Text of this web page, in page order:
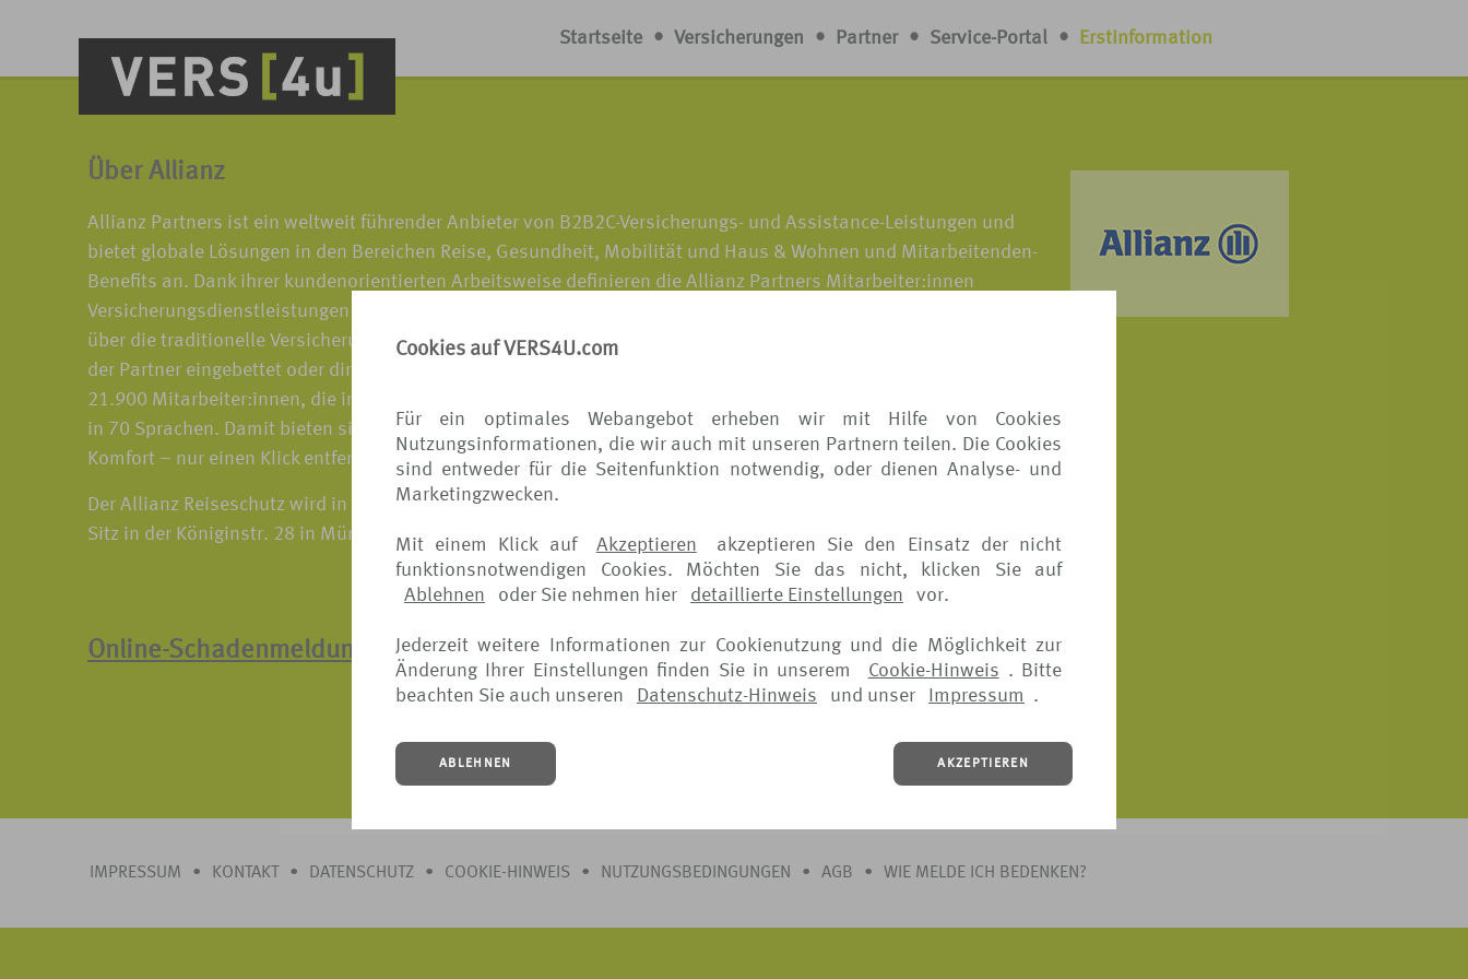
Cookies auf VERS4U.com
Für ein optimales Webangebot erheben wir mit Hilfe von Cookies
Nutzungsinformationen, die wir auch mit unseren Partnern teilen. Die Cookies
sind entweder für die Seitenfunktion notwendig, oder dienen Analyse- und
Marketingzwecken.
Mit einem Klick auf Akzeptieren
akzeptieren Sie den Einsatz der nicht
funktionsnotwendigen Cookies. Möchten Sie das nicht, klicken Sie auf
Ablehnen
oder Sie nehmen hier detaillierte Einstellungen vor.
Jederzeit weitere Informationen zur Cookienutzung und die Möglichkeit zur
Änderung Ihrer Einstellungen finden Sie in unserem
Cookie-Hinweis . Bitte
beachten Sie auch unseren
Datenschutz-Hinweis und unser Impressum .
ABLEHNEN AKZEPTIEREN
Startseite • Versicherungen • Partner • Service-Portal • Erstinformation
Über Allianz
Allianz Partners ist ein weltweit führender Anbieter von B2B2C-Versicherungs- und Assistance-Leistungen und
bietet globale Lösungen in den Bereichen Reise, Gesundheit, Mobilität und Haus & Wohnen und Mitarbeitenden-
Benefits an. Dank ihrer kundenorientierten Arbeitsweise definieren die Allianz Partners Mitarbeiter:innen
Versicherungsdienstleistungen neu, indem sie zukunftsweisende Hightech-Produkte und -Lösungen anbieten, die
über die traditionelle Versicherung hinausgehen. Die Produkte und Services werden dabei nahtlos in das Geschäft
der Partner eingebettet oder direkt an die Kund:innen verkauft und sind unter der Marke Allianz erhältlich. Rund
21.900 Mitarbeiter:innen, die in mehr als 75 Ländern vertreten sind, bearbeiten jährlich etwa 72,5 Millionen Fälle
in 70 Sprachen. Damit bieten sie Geschäftspartnern und ihren Kund:innen auf der ganzen Welt Sicherheit und
Komfort – nur einen Klick entfernt.
Der Allianz Reiseschutz wird in Deutschland von der AWP P&C S.A., Niederlassung für Deutschland verkauft mit
Sitz in der Königinstr. 28 in München.
Online-Schadenmeldung
IMPRESSUM • KONTAKT • DATENSCHUTZ • COOKIE-HINWEIS • NUTZUNGSBEDINGUNGEN • AGB • WIE MELDE ICH BEDENKEN?